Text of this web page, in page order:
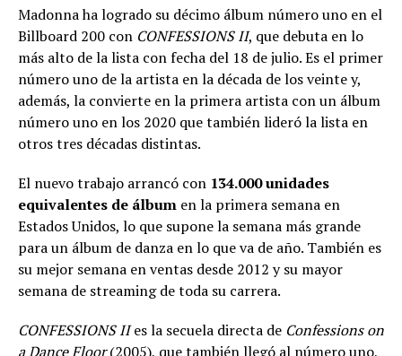
Madonna ha logrado su décimo álbum número uno en el
Billboard 200 con CONFESSIONS II, que debuta en lo
más alto de la lista con fecha del 18 de julio. Es el primer
número uno de la artista en la década de los veinte y,
además, la convierte en la primera artista con un álbum
número uno en los 2020 que también lideró la lista en
otros tres décadas distintas.
El nuevo trabajo arrancó con 134.000 unidades
equivalentes de álbum en la primera semana en
Estados Unidos, lo que supone la semana más grande
para un álbum de danza en lo que va de año. También es
su mejor semana en ventas desde 2012 y su mayor
semana de streaming de toda su carrera.
CONFESSIONS IIes la secuela directa de Confessions on
a Dance Floor(2005), que también llegó al número uno,